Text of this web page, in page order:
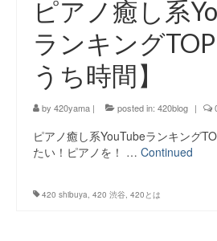
ピアノ癒し系
ランキング
うち時間】
by 420yama | posted in: 420blog |
ピアノ癒し系YouTubeランキング
たい！ピアノを！ … Continued
420 shibuya 420 渋谷 420とは